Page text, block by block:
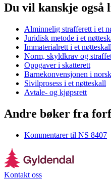
Du vil kanskje også
Alminnelig strafferett i et
Juridisk metode i et
Immaterialrett i et nøtteskall
Norm, skyldkrav og
Oppgaver i skatterett
Barnekonvensjonen i
Sivilprosess i et nøtteskall
Avtale- og kjøpsrett
Andre bøker fra
Kommentarer til NS 8407
Kontakt oss